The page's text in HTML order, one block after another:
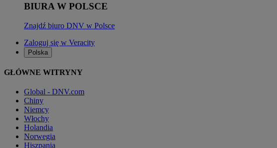
BIURA W POLSCE
Znajdź biuro DNV w Polsce
Zaloguj się w Veracity
Polska
GŁÓWNE WITRYNY
Global - DNV.com
Chiny
Niemcy
Włochy
Holandia
Norwegia
Hiszpania